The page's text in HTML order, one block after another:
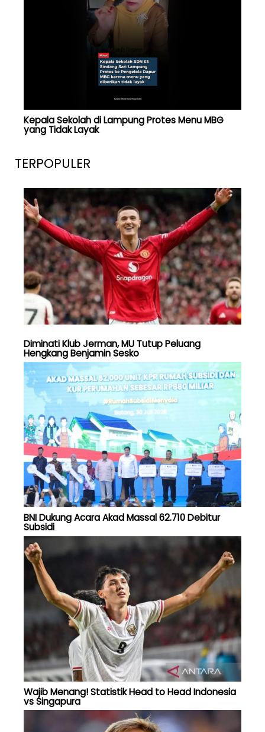
Kepala Sekolah di Lampung Protes Menu MBG
yang Tidak Layak
TERPOPULER
Diminati Klub Jerman, MU Tutup Peluang
Hengkang Benjamin Sesko
BNI Dukung Acara Akad Massal 62.710 Debitur
Subsidi
Wajib Menang! Statistik Head to Head Indonesia
vs Singapura